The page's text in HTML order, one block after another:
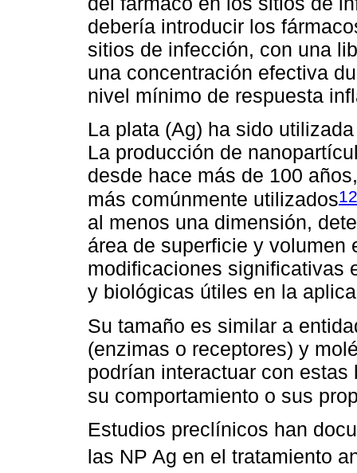
debería introducir los
sitios de infección, con una
una concentración efectiva
nivel mínimo de respuesta
La plata (Ag) ha sido
La producción de
desde hace más de 100
más comúnmente utilizados12
al menos una dimensión,
área de superficie y volumen
modificaciones significativas
y biológicas útiles en la
Su tamaño es similar a
(enzimas o receptores) y
podrían interactuar con
su comportamiento o sus
Estudios preclínicos han
las NP Ag en el tratamiento